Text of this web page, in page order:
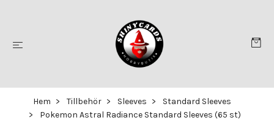
Hem Tillbehör Sleeves
Standard Sleeves
Pokemon Astral Radiance Standard Sleeves (65 st)